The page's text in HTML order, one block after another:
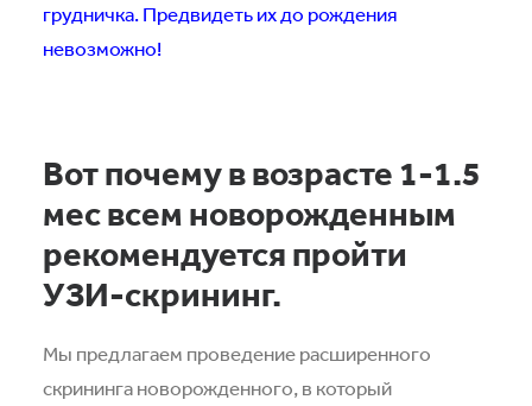
грудничка. Предвидеть их до рождения
невозможно!
Вот почему в возрасте 1-1.5
мес всем новорожденным
рекомендуется пройти
УЗИ-скрининг.
Мы предлагаем проведение расширенного
скрининга новорожденного, в который